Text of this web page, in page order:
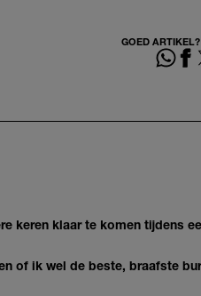
GOED
keren klaar te komen tijdens
of ik wel de beste, braafste